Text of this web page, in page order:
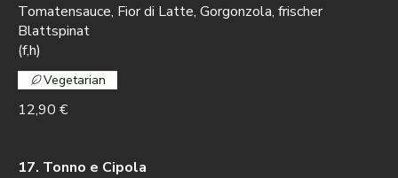
Tomatensauce, Fior di Latte, Gorgonzola, frischer
Blattspinat
(f,h)
12,90 €
Vegetarian
17. Tonno e Cipola